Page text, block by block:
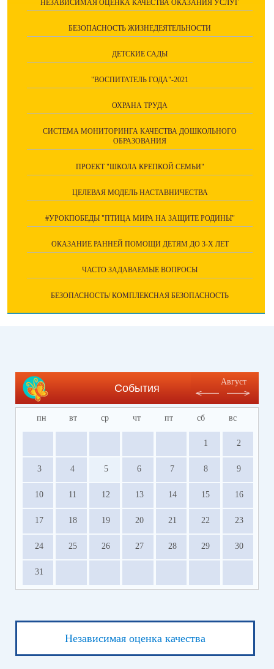
НЕЗАВИСИМАЯ ОЦЕНКА КАЧЕСТВА ОКАЗАНИЯ УСЛУГ
БЕЗОПАСНОСТЬ ЖИЗНЕДЕЯТЕЛЬНОСТИ
ДЕТСКИЕ САДЫ
"ВОСПИТАТЕЛЬ ГОДА"-2021
ОХРАНА ТРУДА
СИСТЕМА МОНИТОРИНГА КАЧЕСТВА ДОШКОЛЬНОГО
ОБРАЗОВАНИЯ
ПРОЕКТ "ШКОЛА КРЕПКОЙ СЕМЬИ"
ЦЕЛЕВАЯ МОДЕЛЬ НАСТАВНИЧЕСТВА
#УРОКПОБЕДЫ "ПТИЦА МИРА НА ЗАЩИТЕ РОДИНЫ"
ОКАЗАНИЕ РАННЕЙ ПОМОЩИ ДЕТЯМ ДО 3-Х ЛЕТ
ЧАСТО ЗАДАВАЕМЫЕ ВОПРОСЫ
БЕЗОПАСНОСТЬ/ КОМПЛЕКСНАЯ БЕЗОПАСНОСТЬ
События
Август
пн вт ср чт пт сб вс
1 2
3 4 5 6 7 8 9
10 11 12 13 14 15 16
17 18 19 20 21 22 23
24 25 26 27 28 29 30
31
Независимая оценка качества